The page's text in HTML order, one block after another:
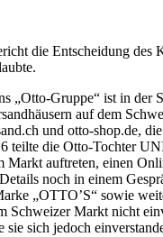
die Entscheidung des
„Otto-Gruppe“ ist in der
auf dem
und otto-shop.de,
teilte die Otto-Tochter
auftreten, einen
noch in einem
„OTTO’S“ sowie
Markt nicht
sich jedoch